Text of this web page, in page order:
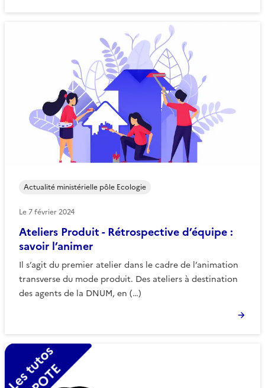
Ateliers Produit - Rétrospective d’équipe :
savoir l’animer
Il s’agit du premier atelier dans le cadre de l’animation
transverse du mode produit. Des ateliers à destination
des agents de la DNUM, en (…)
Actualité ministérielle pôle Ecologie
Le7 février 2024